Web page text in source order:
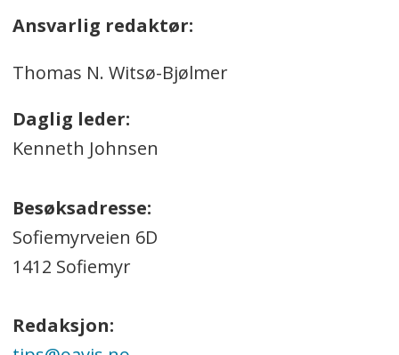
Ansvarlig redaktør:
Thomas N. Witsø-Bjølmer
Daglig leder:
Kenneth Johnsen
Besøksadresse:
Sofiemyrveien 6D
1412 Sofiemyr
Redaksjon: